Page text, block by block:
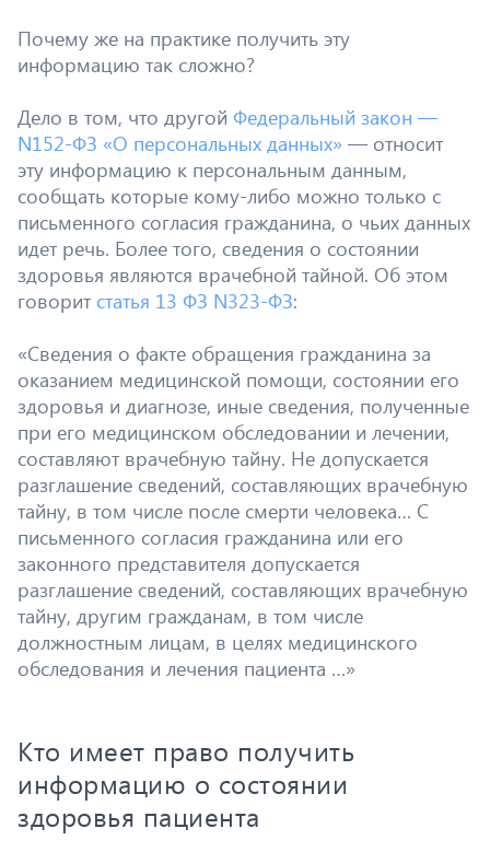
Почему же на практике получить эту
информацию так сложно?
Дело в том, что другой Федеральный закон —
N152-ФЗ «О персональных данных» — относит
эту информацию к персональным данным,
сообщать которые кому-либо можно только с
письменного согласия гражданина, о чьих данных
идет речь. Более того, сведения о состоянии
здоровья являются врачебной тайной. Об этом
говорит статья 13 ФЗ N323-ФЗ:
«Сведения о факте обращения гражданина за
оказанием медицинской помощи, состоянии его
здоровья и диагнозе, иные сведения, полученные
при его медицинском обследовании и лечении,
составляют врачебную тайну. Не допускается
разглашение сведений, составляющих врачебную
тайну, в том числе после смерти человека… С
письменного согласия гражданина или его
законного представителя допускается
разглашение сведений, составляющих врачебную
тайну, другим гражданам, в том числе
должностным лицам, в целях медицинского
обследования и лечения пациента …»
Кто имеет право получить
информацию о состоянии
здоровья пациента